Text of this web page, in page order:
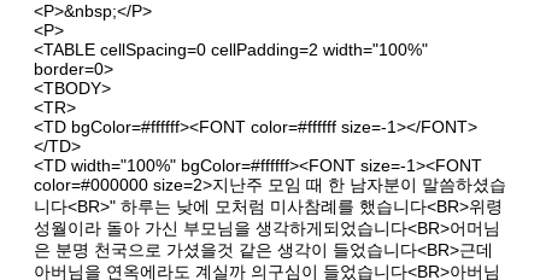
<P>&nbsp;</P>
<P>
<TABLE cellSpacing=0 cellPadding=2 width="100%"
border=0>
<TBODY>
<TR>
<TD bgColor=#ffffff><FONT color=#ffffff size=-1></FONT>
</TD>
<TD width="100%" bgColor=#ffffff><FONT size=-1><FONT
color=#000000 size=2>지난주 모임 때 한 남자분이 말씀하셨습
니다<BR>" 하루는 낮에 모처럼 미사참례를 했습니다<BR>위령
성월이라 돌아 가신 부모님을 생각하게되었습니다<BR>어머님
은 분명 천국으로 가셨을것 같은 생각이 들었습니다<BR>근데
아버님을 연옥에라도 계실까 의구심이 들었습니다<BR>아버님